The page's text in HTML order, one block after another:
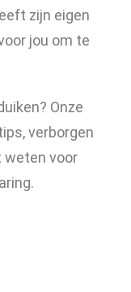
zijn eigen
jou om te
Onze
verborgen
weten voor